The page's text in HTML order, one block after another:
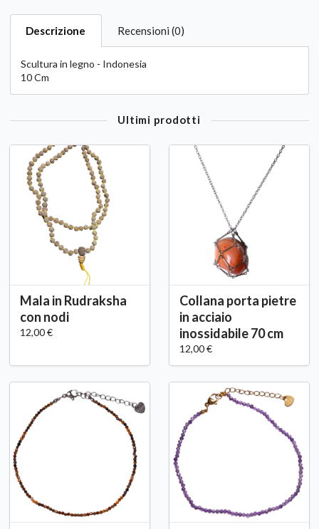
Descrizione Recensioni (0)
Scultura in legno - Indonesia
10 Cm
Ultimi prodotti
Mala in Rudraksha
con nodi
12,00 €
Collana porta pietre
in acciaio
inossidabile 70 cm
12,00 €